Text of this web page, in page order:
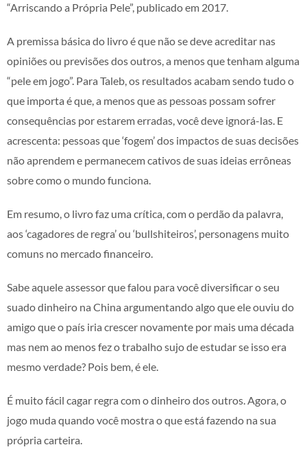
“Arriscando a Própria Pele”, publicado em 2017.
A premissa básica do livro é que não se deve acreditar nas
opiniões ou previsões dos outros, a menos que tenham alguma
“pele em jogo”. Para Taleb, os resultados acabam sendo tudo o
que importa é que, a menos que as pessoas possam sofrer
consequências por estarem erradas, você deve ignorá-las. E
acrescenta: pessoas que ‘fogem’ dos impactos de suas decisões
não aprendem e permanecem cativos de suas ideias errôneas
sobre como o mundo funciona.
Em resumo, o livro faz uma crítica, com o perdão da palavra,
aos ‘cagadores de regra’ ou ‘bullshiteiros’, personagens muito
comuns no mercado financeiro.
Sabe aquele assessor que falou para você diversificar o seu
suado dinheiro na China argumentando algo que ele ouviu do
amigo que o país iria crescer novamente por mais uma década
mas nem ao menos fez o trabalho sujo de estudar se isso era
mesmo verdade? Pois bem, é ele.
É muito fácil cagar regra com o dinheiro dos outros. Agora, o
jogo muda quando você mostra o que está fazendo na sua
própria carteira.